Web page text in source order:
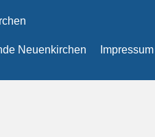
Neuenkirchen Impressum